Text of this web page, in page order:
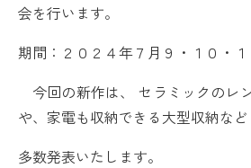
会を行います。
期間：２０２４年７月９・１０・１
今回の新作は、 セラミックのレ
や、家電も収納できる大型収納など
多数発表いたします。